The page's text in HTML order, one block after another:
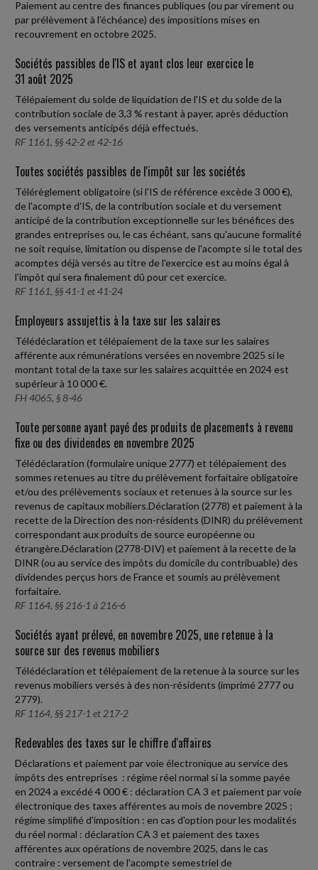
Paiement au centre des finances publiques (ou par virement ou
par prélèvement à l'échéance) des impositions mises en
recouvrement en octobre 2025.
Sociétés passibles de l'IS et ayant clos leur exercice le
31 août 2025
Télépaiement du solde de liquidation de l'IS et du solde de la
contribution sociale de 3,3 % restant à payer, après déduction
des versements anticipés déjà effectués.
RF 1161, §§ 42-2 et 42-16
Toutes sociétés passibles de l'impôt sur les sociétés
Télérèglement obligatoire (si l'IS de référence excède 3 000 €),
de l'acompte d'IS, de la contribution sociale et du versement
anticipé de la contribution exceptionnelle sur les bénéfices des
grandes entreprises ou, le cas échéant, sans qu'aucune formalité
ne soit requise, limitation ou dispense de l'acompte si le total des
acomptes déjà versés au titre de l'exercice est au moins égal à
l'impôt qui sera finalement dû pour cet exercice.
RF 1161, §§ 41-1 et 41-24
Employeurs assujettis à la taxe sur les salaires
Télédéclaration et télépaiement de la taxe sur les salaires
afférente aux rémunérations versées en novembre 2025 si le
montant total de la taxe sur les salaires acquittée en 2024 est
supérieur à 10 000 €.
FH 4065, § 8-46
Toute personne ayant payé des produits de placements à revenu
fixe ou des dividendes en novembre 2025
Télédéclaration (formulaire unique 2777) et télépaiement des
sommes retenues au titre du prélèvement forfaitaire obligatoire
et/ou des prélèvements sociaux et retenues à la source sur les
revenus de capitaux mobiliers.Déclaration (2778) et paiement à la
recette de la Direction des non-résidents (DINR) du prélèvement
correspondant aux produits de source européenne ou
étrangère.Déclaration (2778-DIV) et paiement à la recette de la
DINR (ou au service des impôts du domicile du contribuable) des
dividendes perçus hors de France et soumis au prélèvement
forfaitaire.
RF 1164, §§ 216-1 à 216-6
Sociétés ayant prélevé, en novembre 2025, une retenue à la
source sur des revenus mobiliers
Télédéclaration et télépaiement de la retenue à la source sur les
revenus mobiliers versés à des non-résidents (imprimé 2777 ou
2779).
RF 1164, §§ 217-1 et 217-2
Redevables des taxes sur le chiffre d'affaires
Déclarations et paiement par voie électronique au service des
impôts des entreprises : régime réel normal si la somme payée
en 2024 a excédé 4 000 € : déclaration CA 3 et paiement par voie
électronique des taxes afférentes au mois de novembre 2025 ;
régime simplifié d'imposition : en cas d'option pour les modalités
du réel normal : déclaration CA 3 et paiement des taxes
afférentes aux opérations de novembre 2025, dans le cas
contraire : versement de l'acompte semestriel de